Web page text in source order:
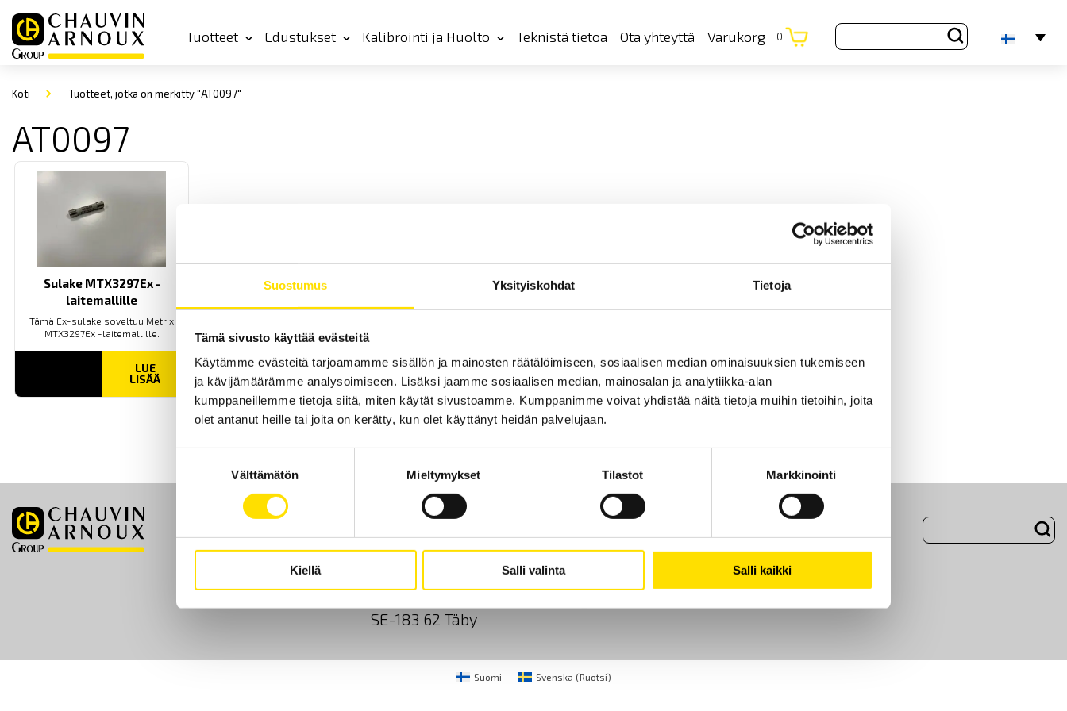
Suostumus Yksityiskohdat Tietoja
Tämä sivusto käyttää evästeitä
Käytämme evästeitä tarjoamamme sisällön ja mainosten räätälöimiseen, sosiaalisen median ominaisuuksien tukemiseen
ja kävijämäärämme analysoimiseen. Lisäksi jaamme sosiaalisen median, mainosalan ja analytiikka-alan
kumppaneillemme tietoja siitä, miten käytät sivustoamme. Kumppanimme voivat yhdistää näitä tietoja muihin tietoihin, joita
olet antanut heille tai joita on kerätty, kun olet käyttänyt heidän palvelujaan.
Välttämätön Mieltymykset Tilastot Markkinointi
Kiellä Salli valinta Salli kaikki
Tuotteet Edustukset Kalibrointi ja Huolto Teknistä tietoa Ota yhteyttä Varukorg 0
Koti Tuotteet, jotka on merkitty "AT0097"
AT0097
Sulake MTX3297Ex -
laitemallille
Tämä Ex-sulake soveltuu Metrix
MTX3297Ex -laitemallille.
LUE
LISÄÄ
Sjöflygvägen 35
SE-183 62 Täby
+46 8 50 52 68 00
Suomi Svenska (Ruotsi)